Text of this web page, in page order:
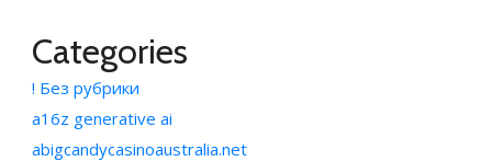
Categories
! Без рубрики
a16z generative ai
abigcandycasinoaustralia.net